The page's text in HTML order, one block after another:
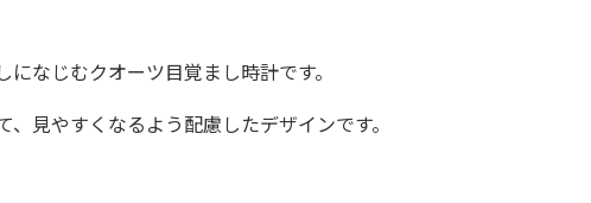
なじむクオーツ目覚まし時計です。
見やすくなるよう配慮したデザインです。